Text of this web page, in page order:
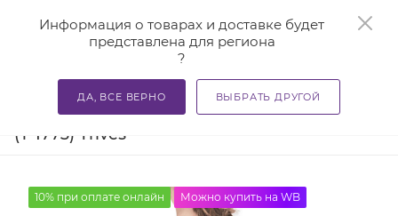
Информация о товарах и доставке будет
представлена для региона
?
ДА, ВСЕ ВЕРНО ВЫБРАТЬ ДРУГОЙ
Главная — Каталог — Бандажи и корсеты — Бандажи
Корректор осанки для детей Т.50.13
(Т-1773) Trives
10% при оплате онлайн Можно купить на WB